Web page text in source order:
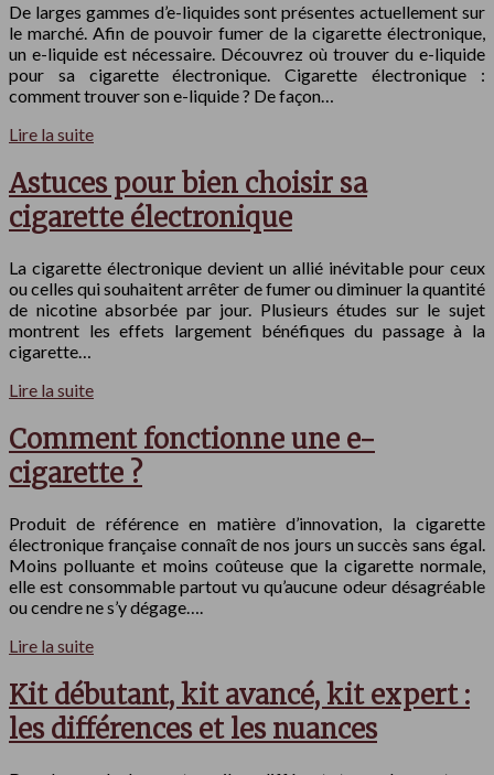
De larges gammes d’e-liquides sont présentes actuellement sur
le marché. Afin de pouvoir fumer de la cigarette électronique,
un e-liquide est nécessaire. Découvrez où trouver du e-liquide
pour sa cigarette électronique. Cigarette électronique :
comment trouver son e-liquide ? De façon…
Lire la suite
Astuces pour bien choisir sa
cigarette électronique
La cigarette électronique devient un allié inévitable pour ceux
ou celles qui souhaitent arrêter de fumer ou diminuer la quantité
de nicotine absorbée par jour. Plusieurs études sur le sujet
montrent les effets largement bénéfiques du passage à la
cigarette…
Lire la suite
Comment fonctionne une e-
cigarette ?
Produit de référence en matière d’innovation, la cigarette
électronique française connaît de nos jours un succès sans égal.
Moins polluante et moins coûteuse que la cigarette normale,
elle est consommable partout vu qu’aucune odeur désagréable
ou cendre ne s’y dégage….
Lire la suite
Kit débutant, kit avancé, kit expert :
les différences et les nuances